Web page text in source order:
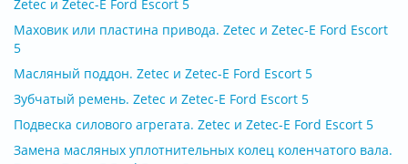
Zetec и Zetec-E Ford Escort 5
Маховик или пластина привода. Zetec и Zetec-E Ford Escort
5
Масляный поддон. Zetec и Zetec-E Ford Escort 5
Зубчатый ремень. Zetec и Zetec-E Ford Escort 5
Подвеска силового агрегата. Zetec и Zetec-E Ford Escort 5
Замена масляных уплотнительных колец коленчатого вала.